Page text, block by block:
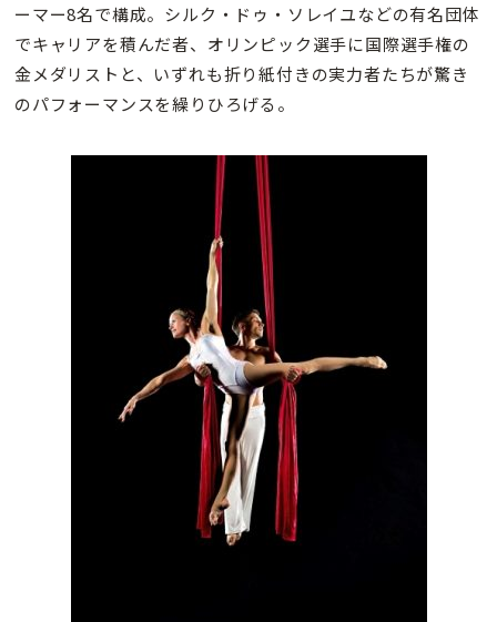
ーマー8名で構成。シルク・ドゥ・ソレイユなどの有名団体
でキャリアを積んだ者、オリンピック選手に国際選手権の
金メダリストと、いずれも折り紙付きの実力者たちが驚き
のパフォーマンスを繰りひろげる。